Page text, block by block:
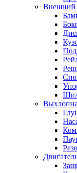
Внешний